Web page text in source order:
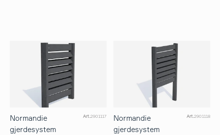
Normandie
gjerdesystem
Art.2901117
Normandie
gjerdesystem
Art.2901118